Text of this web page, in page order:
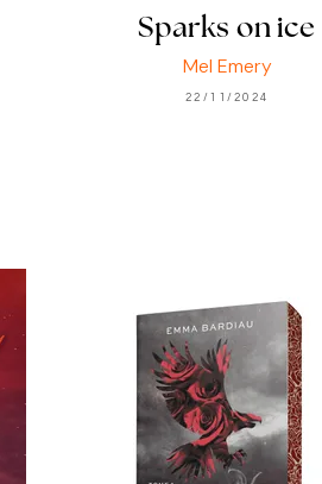
Sparks on ice
Mel Emery
22/11/2024